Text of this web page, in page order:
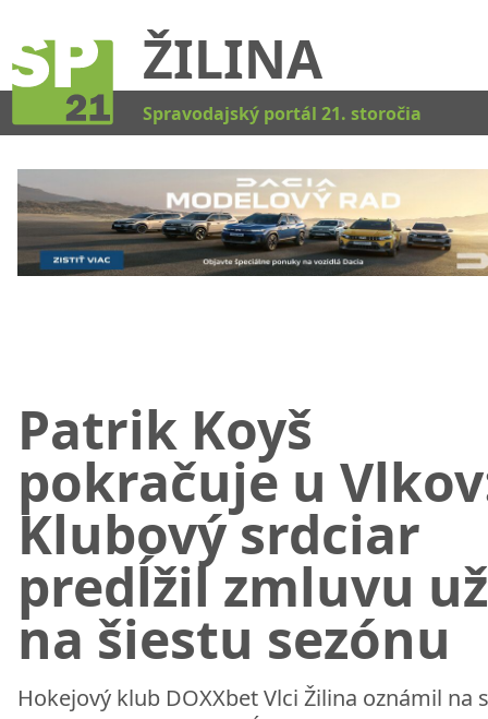
ŽILINA
Spravodajský portál 21. storočia
Patrik Koyš
pokračuje u
Klubový srdciar
predĺžil zmluvu už
na šiestu sezónu
Hokejový klub DOXXbet Vlci Žilina oznámil na